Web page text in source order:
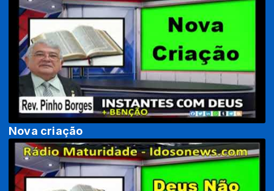
Nova criação